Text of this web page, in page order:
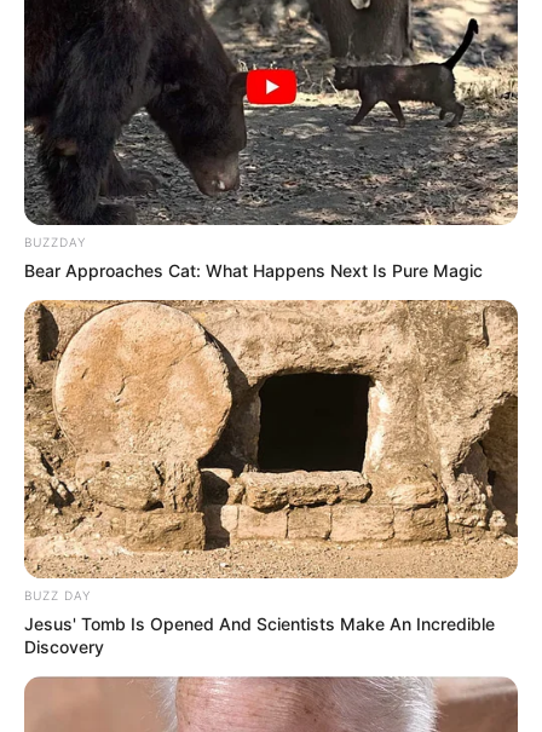
BUZZDAY
Bear Approaches Cat: What Happens Next Is Pure Magic
BUZZ DAY
Jesus' Tomb Is Opened And Scientists Make An Incredible
Discovery